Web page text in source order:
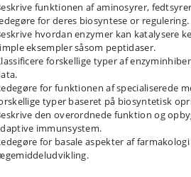
funktionen af aminosyrer,
for deres biosyntese or regulering.
hvordan enzymer kan katalysere
eksempler såsom peptidaser.
forskellige typer af
for funktionen af specialiserede
typer baseret på biosyntetisk
den overordnede funktion og
immunsystem.
for basale aspekter af farmakologi